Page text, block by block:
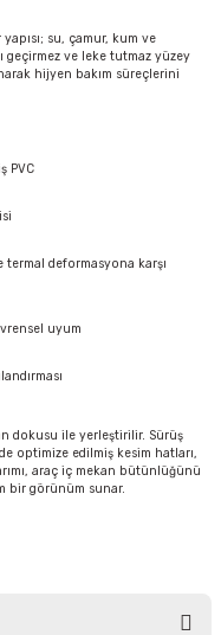
su, çamur, kum ve
geçirmez ve leke tutmaz yüzey
hijyen bakım süreçlerini
PVC
termal deformasyona karşı
uyum
dokusu ile yerleştirilir. Sürüş
optimize edilmiş kesim hatları,
araç iç mekan bütünlüğünü
bir görünüm sunar.